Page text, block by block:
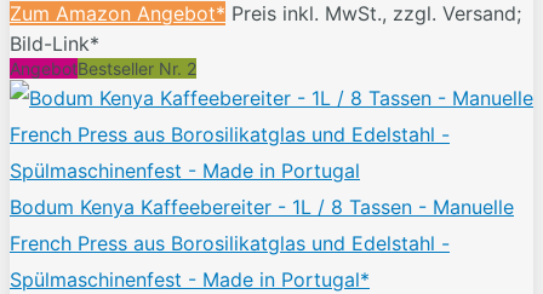
Zum Amazon Angebot* Preis inkl. MwSt., zzgl. Versand;
Bild-Link*
AngebotBestseller Nr. 2
Bodum Kenya Kaffeebereiter - 1L / 8 Tassen - Manuelle
French Press aus Borosilikatglas und Edelstahl -
Spülmaschinenfest - Made in Portugal*